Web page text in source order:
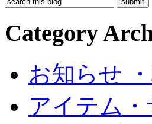
Category
お知らせ
アイテム